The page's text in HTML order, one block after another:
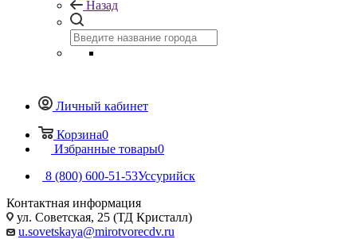
Назад
Личный кабинет
Корзина0
Избранные товары0
8 (800) 600-51-53Уссурийск
Контактная информация
ул. Советская, 25 (ТД Кристалл)
u.sovetskaya@mirotvorecdv.ru